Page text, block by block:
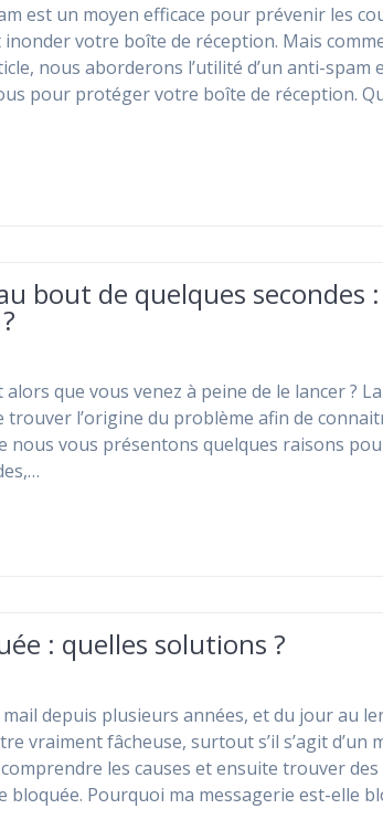
est un moyen efficace pour prévenir les
votre boîte de réception. Mais
nous aborderons l’utilité d’un anti-
pour protéger votre boîte de réception.
bout de quelques secondes
que vous venez à peine de le lancer ?
trouver l’origine du problème afin de
nous vous présentons quelques raisons
: quelles solutions ?
depuis plusieurs années, et du jour au
vraiment fâcheuse, surtout s’il s’agit d’un
les causes et ensuite trouver
bloquée. Pourquoi ma messagerie est-elle